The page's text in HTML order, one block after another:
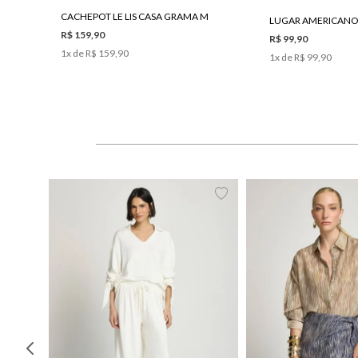
CACHEPOT LE LIS CASA GRAMA M
R$ 159,90
1x de R$ 159,90
R$ 99,90
1x de R$ 99,90